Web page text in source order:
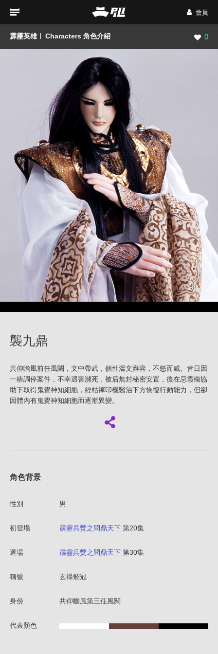
會員
霹靂英雄 Characters 角色介紹 瀏覽
0
襲九鼎
共仰瞻風前任風闕，文中帶武，個性溫文雍容，不怒而威。昔日因
一樁調停案件，不幸遇害瀕死，被后無封秘密安置，後在忌霞殤協
助下取得鬼覺神知細胞，經枯禪印機醫治下方恢復行動能力，但卻
因體內有鬼覺神知細胞而逐漸異變。
角色背景
性別 男
初登場 霹靂兵燹之問鼎天下 第20集
退場 霹靂兵燹之問鼎天下 第30集
稱號 玄祿貂冠
身份 共仰瞻風第三任風闕
代表顏色